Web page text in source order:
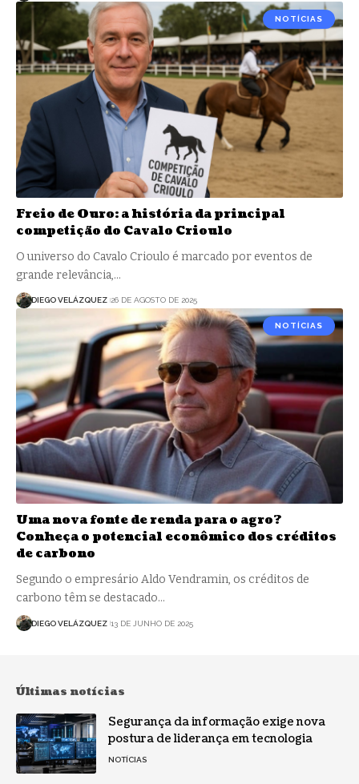
NOTÍCIAS
Freio de Ouro: a história da principal
competição do Cavalo Crioulo
O universo do Cavalo Crioulo é marcado por eventos de
grande relevância,…
DIEGO VELÁZQUEZ 26 DE AGOSTO DE 2025
NOTÍCIAS
Uma nova fonte de renda para o agro?
Conheça o potencial econômico dos créditos
de carbono
Segundo o empresário Aldo Vendramin, os créditos de
carbono têm se destacado…
DIEGO VELÁZQUEZ 13 DE JUNHO DE 2025
Últimas notícias
Segurança da informação exige nova
postura de liderança em tecnologia
NOTÍCIAS